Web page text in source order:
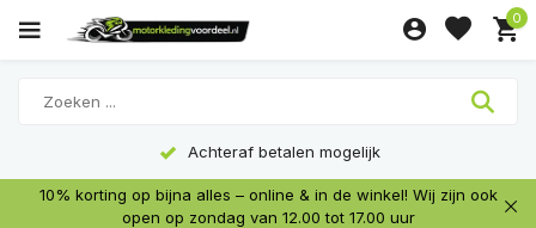
0
Achteraf betalen mogelijk
10% korting op bijna alles – online & in de winkel! Wij zijn ook
open op zondag van 12.00 tot 17.00 uur